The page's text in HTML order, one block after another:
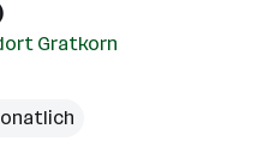
Gratkorn